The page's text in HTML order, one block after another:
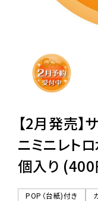
販促用カプセル
06-
【2月発売】
ニミニレト
個入り (400
POP（台紙)付き